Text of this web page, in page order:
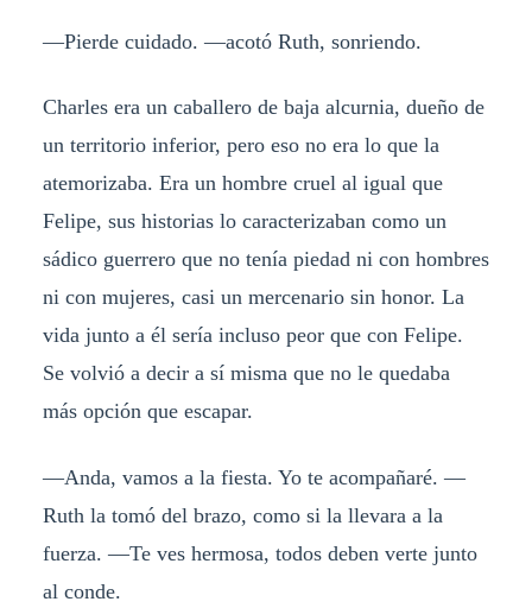
—Pierde cuidado. —acotó Ruth, sonriendo.
Charles era un caballero de baja alcurnia, dueño de
un territorio inferior, pero eso no era lo que la
atemorizaba. Era un hombre cruel al igual que
Felipe, sus historias lo caracterizaban como un
sádico guerrero que no tenía piedad ni con hombres
ni con mujeres, casi un mercenario sin honor. La
vida junto a él sería incluso peor que con Felipe.
Se volvió a decir a sí misma que no le quedaba
más opción que escapar.
—Anda, vamos a la fiesta. Yo te acompañaré. —
Ruth la tomó del brazo, como si la llevara a la
fuerza. —Te ves hermosa, todos deben verte junto
al conde.